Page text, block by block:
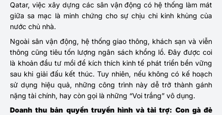
Qatar, việc xây dựng các sân vận động có hệ thống làm mát
giữa sa mạc là minh chứng cho sự chịu chi kinh khủng của
nước chủ nhà.
Ngoài sân vận động, hệ thống giao thông, khách sạn và viễn
thông cũng tiêu tốn lượng ngân sách khổng lồ. Đây được coi
là khoản đầu tư mồi để kích thích kinh tế phát triển bền vững
sau khi giải đấu kết thúc. Tuy nhiên, nếu không có kế hoạch
sử dụng hiệu quả, những công trình này dễ trở thành gánh
nặng tài chính, hay còn gọi là những “Voi trắng” vô dụng.
Doanh thu bản quyền truyền hình và tài trợ: Con gà đẻ